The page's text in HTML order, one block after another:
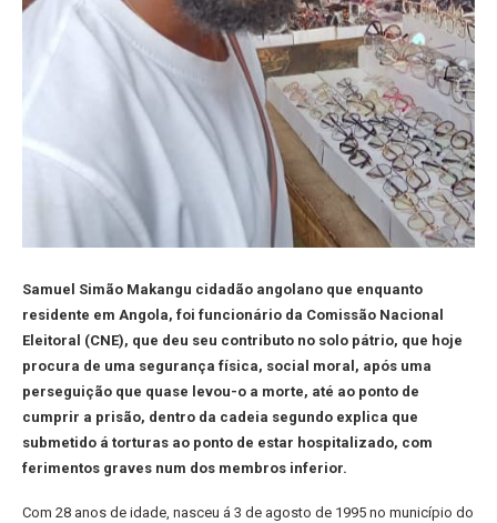
Samuel Simão Makangu cidadão angolano que enquanto
residente em Angola, foi funcionário da Comissão Nacional
Eleitoral (CNE), que deu seu contributo no solo pátrio, que hoje
procura de uma segurança física, social moral, após uma
perseguição que quase levou-o a morte, até ao ponto de
cumprir a prisão, dentro da cadeia segundo explica que
submetido á torturas ao ponto de estar hospitalizado, com
ferimentos graves num dos membros inferior.
Com 28 anos de idade, nasceu á 3 de agosto de 1995 no município do